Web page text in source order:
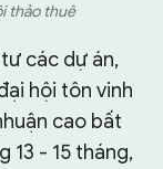
thảo thuê
các dự án,
hội tôn vinh
cao bất
13 - 15 tháng,